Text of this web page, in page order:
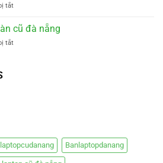
mới
êm
Tại
Cẩm
tắtở
Máy
Tại
cũ đà nẵng
tắtở
Banlaptopdanang